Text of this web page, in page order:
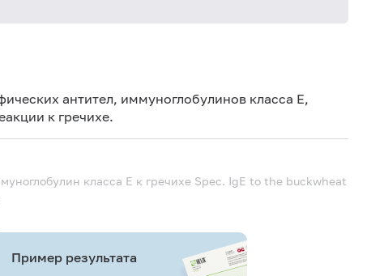
антител, иммуноглобулинов класса E,
к гречихе.
класса Е к гречихе Spec. IgE to the buckwheat
Пример результата
Не